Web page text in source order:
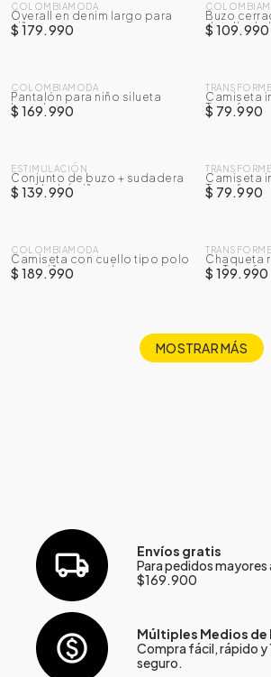
COLOMBIAMODA
Overall en denim largo para
niño
$ 179.990
Buzo
detalle de
$ 109.990
COLOMBIAMODA
Pantalón para niño silueta
barrel
$ 169.990
Camiseta
años
$ 79.990
ESTIMULACIÓN
Conjunto de buzo + sudadera
para bebé niño
$ 139.990
Camiseta
años
$ 79.990
COLOMBIAMODA
Camiseta con cuello tipo polo
para niño manga larga
$ 189.990
Chaqueta
en
$ 199.990
MOSTRAR MÁS
Envíos gratis
Para pedidos mayores
$169.900
Múltiples Medios de
Compra fácil, rápido y
seguro.